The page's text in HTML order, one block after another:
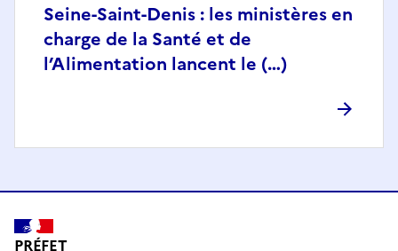
Seine-Saint-Denis : les ministères en
charge de la Santé et de
l’Alimentation lancent le (…)
PRÉFET